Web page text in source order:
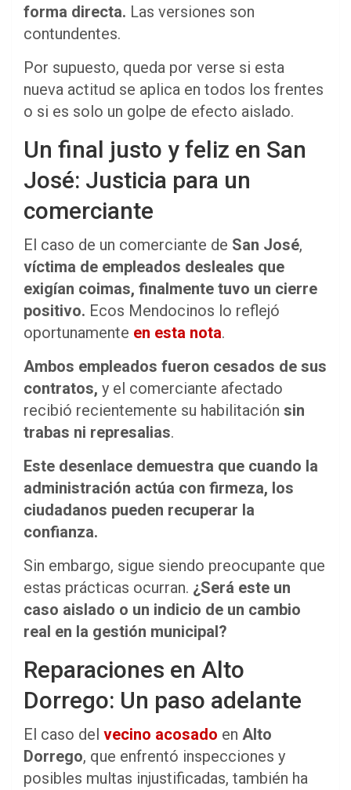
forma directa. Las versiones son
contundentes.
Por supuesto, queda por verse si esta
nueva actitud se aplica en todos los frentes
o si es solo un golpe de efecto aislado.
Un final justo y feliz en San
José: Justicia para un
comerciante
El caso de un comerciante de San José,
víctima de empleados desleales que
exigían coimas, finalmente tuvo un cierre
positivo. Ecos Mendocinos lo reflejó
oportunamente en esta nota.
Ambos empleados fueron cesados de sus
contratos, y el comerciante afectado
recibió recientemente su habilitación sin
trabas ni represalias.
Este desenlace demuestra que cuando la
administración actúa con firmeza, los
ciudadanos pueden recuperar la
confianza.
Sin embargo, sigue siendo preocupante que
estas prácticas ocurran. ¿Será este un
caso aislado o un indicio de un cambio
real en la gestión municipal?
Reparaciones en Alto
Dorrego: Un paso adelante
El caso del vecino acosado en Alto
Dorrego, que enfrentó inspecciones y
posibles multas injustificadas, también ha